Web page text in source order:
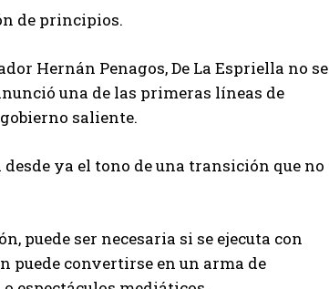
de principios.
Hernán Penagos, De La Espriella no se
una de las primeras líneas de
saliente.
desde ya el tono de una transición que no
puede ser necesaria si se ejecuta con
puede convertirse en un arma de